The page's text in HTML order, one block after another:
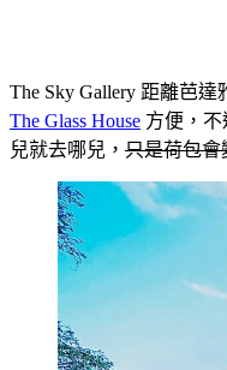
The Sky Gallery 距離芭
The Glass House 方便，
兒就去哪兒， 只是荷包會